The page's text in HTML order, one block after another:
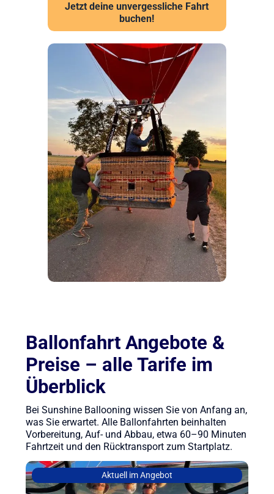
Jetzt deine unvergessliche Fahrt
buchen!
Ballonfahrt Angebote &
Preise – alle Tarife im
Überblick
Bei Sunshine Ballooning wissen Sie von Anfang an,
was Sie erwartet. Alle Ballonfahrten beinhalten
Vorbereitung, Auf- und Abbau, etwa 60–90 Minuten
Fahrtzeit und den Rücktransport zum Startplatz.
Aktuell im Angebot